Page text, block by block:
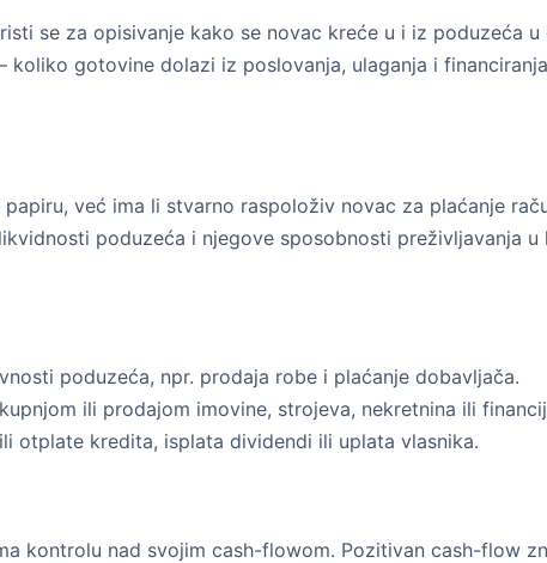
se za opisivanje kako se novac kreće u i iz poduzeća u
gotovine dolazi iz poslovanja, ulaganja i
već ima li stvarno raspoloživ novac za plaćanje
poduzeća i njegove sposobnosti preživljavanja u
poduzeća, npr. prodaja robe i plaćanje dobavljača.
ili prodajom imovine, strojeva, nekretnina ili
otplate kredita, isplata dividendi ili uplata vlasnika.
kontrolu nad svojim cash-flowom. Pozitivan cash-flow